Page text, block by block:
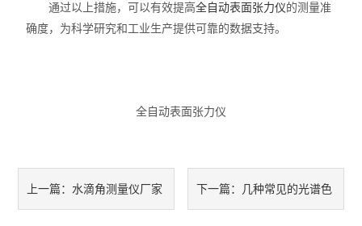
通过以上措施，可以有效提高全自动表面张力仪的测量准
确度，为科学研究和工业生产提供可靠的数据支持。
全自动表面张力仪
上一篇：水滴角测量仪厂家 下一篇： 几种常见的光谱色